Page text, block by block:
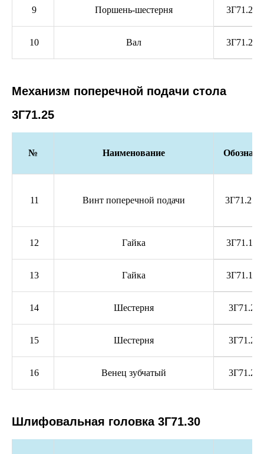
9 Поршень-шестерня
10 Вал
Механизм поперечной подачи стола
3Г71.25
№ Наименование
11 Винт поперечной подачи
12 Гайка
13 Гайка
14 Шестерня
15 Шестерня
16 Венец зубчатый
Шлифовальная головка 3Г71.30